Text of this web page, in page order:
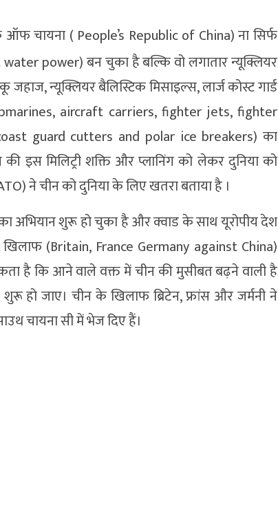
चायना ( People’s Republic of China) ना सिर्फ
power) बन चुका है बल्कि वो लगातार न्यूक्लियर
न्यूक्लियर बैलिस्टिक मिसाइल्स, लार्ज कोस्ट गार्ड
aircraft carriers, fighter jets, fighter
guard cutters and polar ice breakers) का
की इस मिलिट्री शक्ति और प्लानिंग को लेकर दुनिया को
ने चीन को दुनिया के लिए खतरा बताया है ।
शुरू हो चुका है और क्वाड के साथ यूरोपीय देश
(Britain, France Germany against China)
है कि आने वाले वक्त में चीन की मुसीबत बढ़ने वाली है
जाए। चीन के खिलाफ ब्रिटेन, फ्रांस और जर्मनी ने
चायना सी में भेज दिए हैं।